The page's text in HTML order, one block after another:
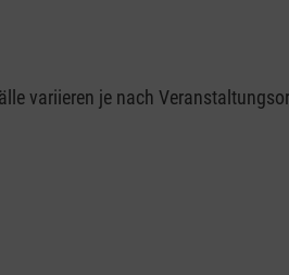
variieren je nach